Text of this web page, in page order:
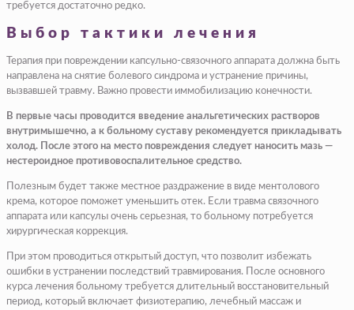
требуется достаточно редко.
Выбор тактики лечения
Терапия при повреждении капсульно-связочного аппарата должна быть
направлена на снятие болевого синдрома и устранение причины,
вызвавшей травму. Важно провести иммобилизацию конечности.
В первые часы проводится введение анальгетических растворов
внутримышечно, а к больному суставу рекомендуется прикладывать
холод. После этого на место повреждения следует наносить мазь —
нестероидное противовоспалительное средство.
Полезным будет также местное раздражение в виде ментолового
крема, которое поможет уменьшить отек. Если травма связочного
аппарата или капсулы очень серьезная, то больному потребуется
хирургическая коррекция.
При этом проводиться открытый доступ, что позволит избежать
ошибки в устранении последствий травмирования. После основного
курса лечения больному требуется длительный восстановительный
период, который включает физиотерапию, лечебный массаж и